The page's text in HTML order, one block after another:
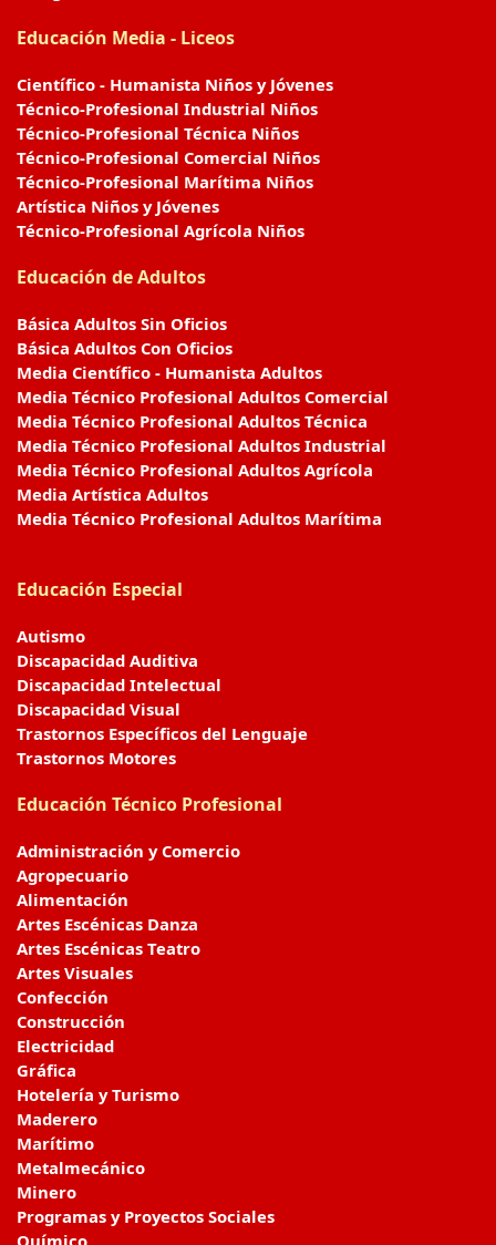
Educación Media - Liceos
Científico - Humanista Niños y Jóvenes
Técnico-Profesional Industrial Niños
Técnico-Profesional Técnica Niños
Técnico-Profesional Comercial Niños
Técnico-Profesional Marítima Niños
Artística Niños y Jóvenes
Técnico-Profesional Agrícola Niños
Educación de Adultos
Básica Adultos Sin Oficios
Básica Adultos Con Oficios
Media Científico - Humanista Adultos
Media Técnico Profesional Adultos Comercial
Media Técnico Profesional Adultos Técnica
Media Técnico Profesional Adultos Industrial
Media Técnico Profesional Adultos Agrícola
Media Artística Adultos
Media Técnico Profesional Adultos Marítima
Educación Especial
Autismo
Discapacidad Auditiva
Discapacidad Intelectual
Discapacidad Visual
Trastornos Específicos del Lenguaje
Trastornos Motores
Educación Técnico Profesional
Administración y Comercio
Agropecuario
Alimentación
Artes Escénicas Danza
Artes Escénicas Teatro
Artes Visuales
Confección
Construcción
Electricidad
Gráfica
Hotelería y Turismo
Maderero
Marítimo
Metalmecánico
Minero
Programas y Proyectos Sociales
Químico